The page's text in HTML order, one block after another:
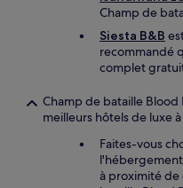
Champ de
Siesta B&B
recommandé
complet
Champ de bataille Blood
meilleurs hôtels de luxe
Faites-vous
l'hébergement
à proximité